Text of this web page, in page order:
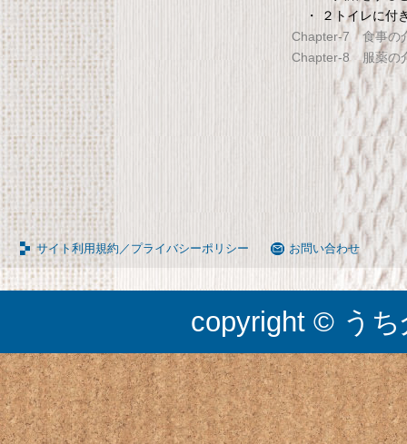
・ ２トイレに付
Chapter-7 食事の
Chapter-8 服薬の
サイト利用規約／プライバシーポリシー お問い合わせ
copyright © う